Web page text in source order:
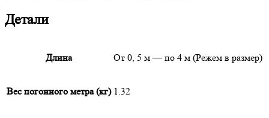
Детали
Длина От 0, 5 м — по 4 м (Режем в размер)
Вес погонного метра (кг) 1.32